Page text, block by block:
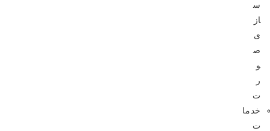
س
از
ی
ص
و
ر
ت
خدما
ت